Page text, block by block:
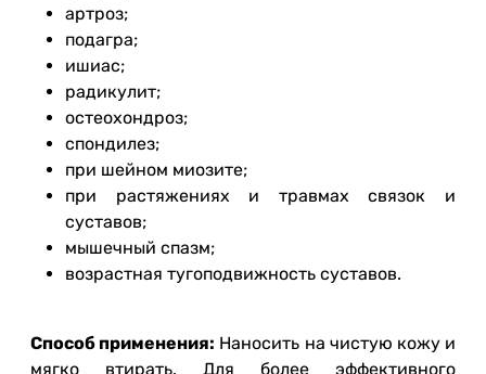
артроз;
подагра;
ишиас;
радикулит;
остеохондроз;
спондилез;
при шейном миозите;
при растяжениях и травмах связок и
суставов;
мышечный спазм;
возрастная тугоподвижность суставов.
Способ применения: Наносить на чистую кожу и
мягко втирать. Для более эффективного